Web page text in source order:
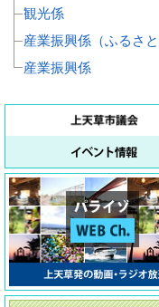
観光係
産業振興係（ふるさと
産業振興係